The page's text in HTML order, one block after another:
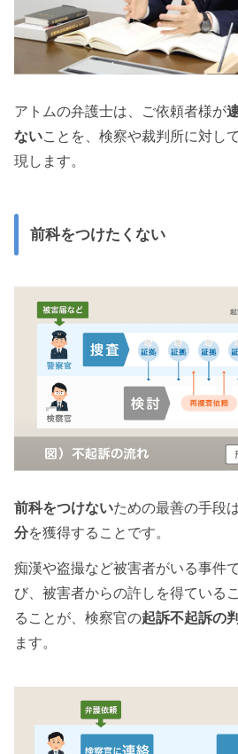
アトムの弁護士は、ご依頼者様が
ないことを、検察や裁判所に対し
現します。
前科をつけたくない
前科をつけないための最善の手段
分を獲得することです。
痴漢や盗撮など被害者がいる事件で
び、被害者からの許しを得ている
ることが、検察官の起訴不起訴の
ます。